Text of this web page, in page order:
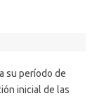
su período de
inicial de las